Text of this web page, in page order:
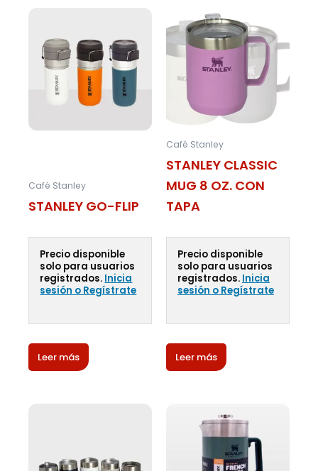
Café Stanley
STANLEY GO-FLIP
Precio disponible
solo para usuarios
registrados. Inicia
sesión o Regístrate
Leer más
Café Stanley
STANLEY CLASSIC
MUG 8 OZ. CON
TAPA
Precio disponible
solo para usuarios
registrados. Inicia
sesión o Regístrate
Leer más